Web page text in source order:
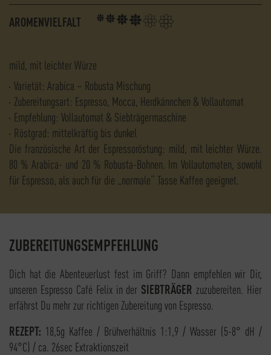
mild, mit leichter Würze
Varietät: Arabica – Robusta Mischung
Zubereitungsart: Espresso, Mocca, Herdkännchen & Vollautomat
Empfehlung: Vollautomat & Siebträgermaschine
Röstgrad: mittelkräftig bis dunkel
Die französische Art der Espressoröstung: mild, mit leichter Würze.
80 % Arabica- und 20 % Robusta-Bohnen. Im Vollautomaten, sowohl
für Espresso, als auch für die „normale“ Tasse Kaffee geeignet.
AROMENVIELFALT
ZUBEREITUNGSEMPFEHLUNG
Dich hat die Abenteuerlust fest im Griff? Dann empfehlen wir Dir,
unseren Espresso Café Felix in der SIEBTRÄGER zuzubereiten. Hier
erfährst Du mehr zur richtigen Zubereitung von Espresso.
REZEPT: 18,5g Kaffee / Brühverhältnis 1:1,9 / Wasser (5-8° dH /
94°C) / ca. 26sec Extraktionszeit